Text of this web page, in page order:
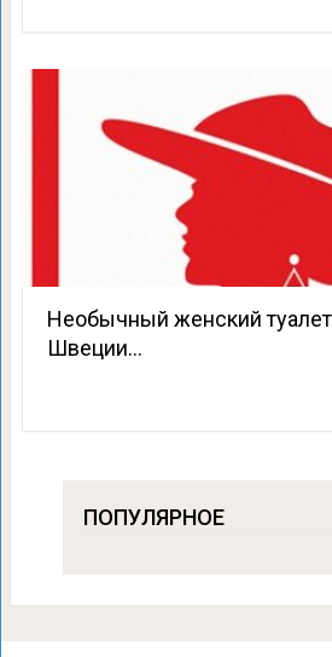
Необычный женский
Швеции…
ПОПУЛЯРНОЕ